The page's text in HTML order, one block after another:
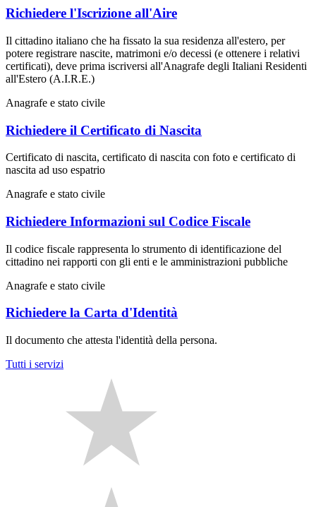
Richiedere l'Iscrizione all'Aire
Il cittadino italiano che ha fissato la sua residenza all'estero, per
potere registrare nascite, matrimoni e/o decessi (e ottenere i relativi
certificati), deve prima iscriversi all'Anagrafe degli Italiani Residenti
all'Estero (A.I.R.E.)
Anagrafe e stato civile
Richiedere il Certificato di Nascita
Certificato di nascita, certificato di nascita con foto e certificato di
nascita ad uso espatrio
Anagrafe e stato civile
Richiedere Informazioni sul Codice Fiscale
Il codice fiscale rappresenta lo strumento di identificazione del
cittadino nei rapporti con gli enti e le amministrazioni pubbliche
Anagrafe e stato civile
Richiedere la Carta d'Identità
Il documento che attesta l'identità della persona.
Tutti i servizi